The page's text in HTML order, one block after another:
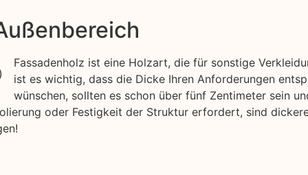
Fassadenholz ist eine Holzart, die für sonstige
ist es wichtig, dass die Dicke Ihren Anforderungen
wünschen, sollten es schon über fünf Zentimeter sein
oder Festigkeit der Struktur erfordert, sind